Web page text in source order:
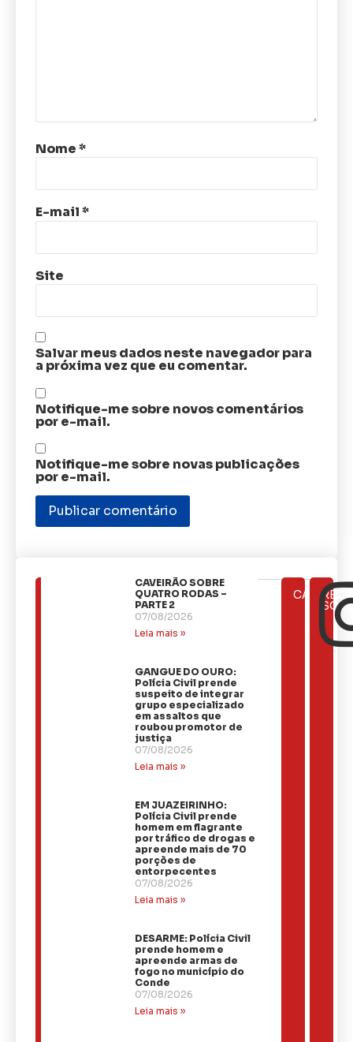
Nome*
E-mail*
Site
Salvar meus dados neste navegador para
a próxima vez que eu comentar.
Notifique-me sobre novos comentários
por e-mail.
Notifique-me sobre novas publicações
por e-mail.
CAVEIRÃO SOBRE
QUATRO RODAS –
PARTE 2
07/08/2026
Leia mais »
GANGUE DO OURO:
Polícia Civil prende
suspeito de integrar
grupo especializado
em assaltos que
roubou promotor de
justiça
07/08/2026
Leia mais »
EM JUAZEIRINHO:
Polícia Civil prende
homem em flagrante
por tráfico de drogas e
apreende mais de 70
porções de
entorpecentes
07/08/2026
Leia mais »
DESARME: Polícia Civil
prende homem e
apreende armas de
fogo no município do
Conde
07/08/2026
Leia mais »